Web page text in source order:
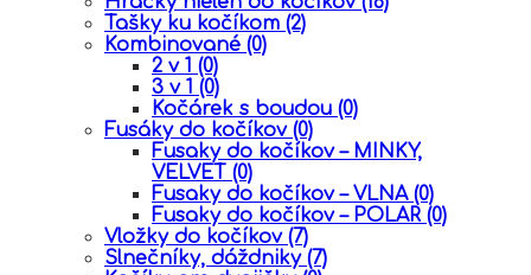
Tašky ku kočíkom (2)
Kombinované (0)
2 v 1 (0)
3 v 1 (0)
Kočárek s boudou (0)
Fusáky do kočíkov (0)
Fusaky do kočíkov – MINKY,
VELVET (0)
Fusaky do kočíkov – VLNA (0)
Fusaky do kočíkov – POLAR (0)
Vložky do kočíkov (7)
Slnečníky, dáždniky (7)